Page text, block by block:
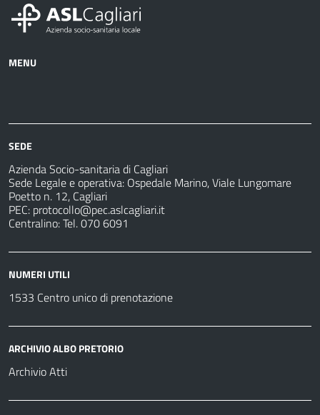
MENU
sanitarie
fare
SEDE
Azienda Socio-sanitaria di Cagliari
Sede Legale e operativa: Ospedale Marino, Viale Lungomare
Poetto n. 12, Cagliari
PEC: protocollo@pec.aslcagliari.it
Centralino: Tel. 070 6091
NUMERI UTILI
1533 Centro unico di prenotazione
ARCHIVIO ALBO PRETORIO
Archivio Atti